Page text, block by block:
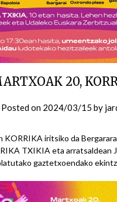
20,
Posted on 2024/03/15 by
KORRIKA iritsiko da
TXIKIA eta arratsaldean
gaztetxoendako